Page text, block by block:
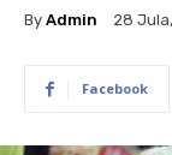
By Admin 28
Facebook